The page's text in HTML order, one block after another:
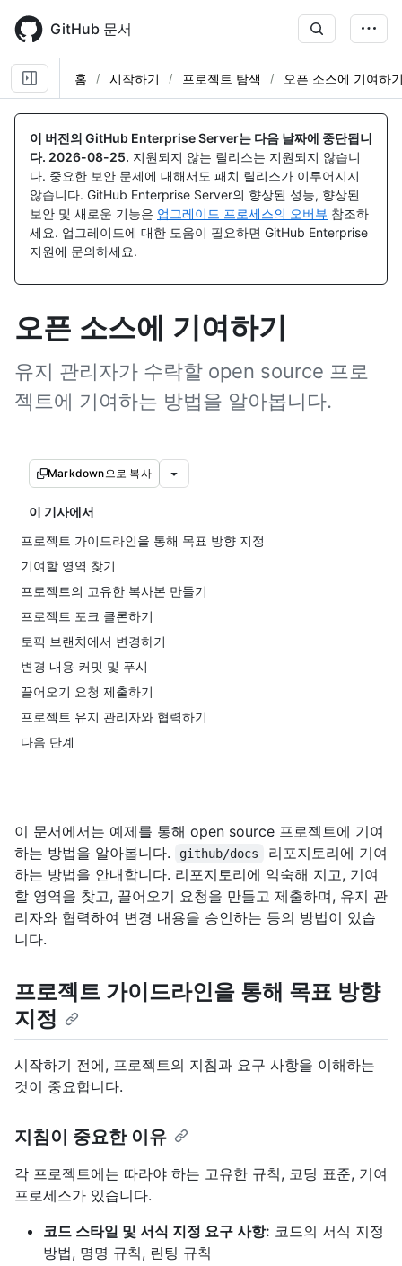
main
content
GitHub 문서
홈 시작하기 프로젝트 탐색 오픈 소스에 기여하
이 버전의 GitHub Enterprise Server는 다음 날짜에 중단됩니
다. 2026-08-25. 지원되지 않는 릴리스는 지원되지 않습니
다. 중요한 보안 문제에 대해서도 패치 릴리스가 이루어지지
않습니다. GitHub Enterprise Server의 향상된 성능, 향상된
보안 및 새로운 기능은 업그레이드 프로세스의 오버뷰 참조하
세요. 업그레이드에 대한 도움이 필요하면 GitHub Enterprise
지원에 문의하세요.
오픈 소스에 기여하기
유지 관리자가 수락할 open source 프로
젝트에 기여하는 방법을 알아봅니다.
Markdown으로 복사
이 기사에서
프로젝트 가이드라인을 통해 목표 방향 지정
기여할 영역 찾기
프로젝트의 고유한 복사본 만들기
프로젝트 포크 클론하기
토픽 브랜치에서 변경하기
변경 내용 커밋 및 푸시
끌어오기 요청 제출하기
프로젝트 유지 관리자와 협력하기
다음 단계
이 문서에서는 예제를 통해 open source 프로젝트에 기여
하는 방법을 알아봅니다.
github/docs
리포지토리에 기여
하는 방법을 안내합니다. 리포지토리에 익숙해 지고, 기여
할 영역을 찾고, 끌어오기 요청을 만들고 제출하며, 유지 관
리자와 협력하여 변경 내용을 승인하는 등의 방법이 있습
니다.
프로젝트 가이드라인을 통해 목표 방향
지정
시작하기 전에, 프로젝트의 지침과 요구 사항을 이해하는
것이 중요합니다.
지침이 중요한 이유
각 프로젝트에는 따라야 하는 고유한 규칙, 코딩 표준, 기여
프로세스가 있습니다.
코드 스타일 및 서식 지정 요구 사항: 코드의 서식 지정
방법, 명명 규칙, 린팅 규칙